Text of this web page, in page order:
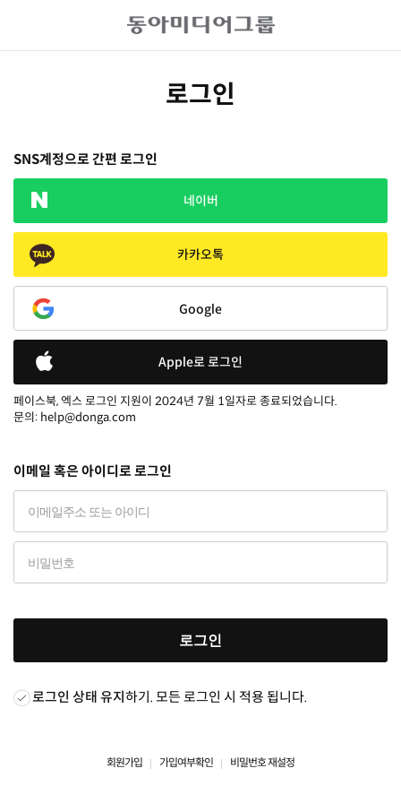
로그인
SNS계정으로 간편 로그인
네이버
카카오톡
Google
Apple로 로그인
페이스북, 엑스 로그인 지원이 2024년 7월 1일자로 종료되었습니다.
문의: help@donga.com
이메일 혹은 아이디로 로그인
로그인
로그인 상태 유지하기. 모든 로그인 시 적용 됩니다.
회원가입 가입여부확인 비밀번호 재설정